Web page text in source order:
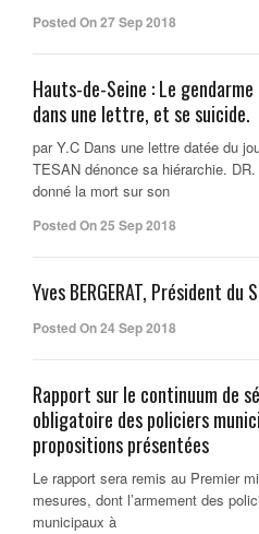
Posted On 27 Sep 2018
Hauts-de-Seine : Le
dans une lettre, et se suicide.
par Y.C Dans une lettre datée du
TESAN dénonce sa hiérarchie.
donné la mort sur son
Posted On 25 Sep 2018
Yves BERGERAT, Président du
Posted On 24 Sep 2018
Rapport sur le continuum de
obligatoire des policiers
propositions présentées
Le rapport sera remis au Premier
mesures, dont l’armement des
municipaux à